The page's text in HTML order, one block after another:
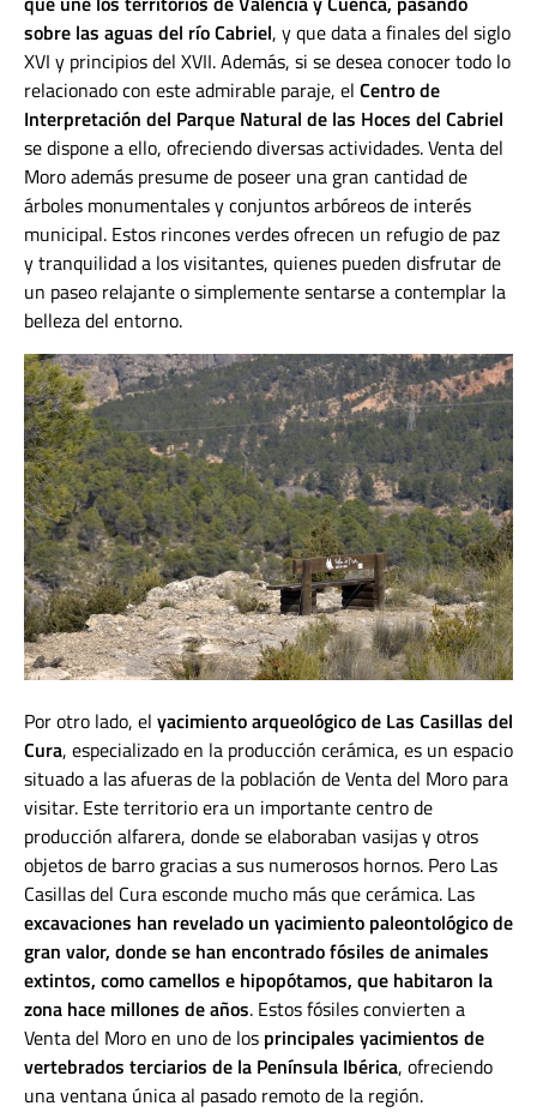
sobre las aguas del río Cabriel, y que data a finales del siglo
XVI y principios del XVII. Además, si se desea conocer todo lo
relacionado con este admirable paraje, el Centro de
Interpretación del Parque Natural de las Hoces del Cabriel
se dispone a ello, ofreciendo diversas actividades.Venta del
Moro además presume de poseer una gran cantidad de
árboles monumentales y conjuntos arbóreos de interés
municipal. Estos rincones verdes ofrecen un refugio de paz
y tranquilidad a los visitantes, quienes pueden disfrutar de
un paseo relajante o simplemente sentarse a contemplar la
belleza del entorno.
Por otro lado, el yacimiento arqueológico de Las Casillas del
Cura, especializado en la producción cerámica, es un espacio
situado a las afueras de la población de Venta del Moro para
visitar. Este territorio era un importante centro de
producción alfarera, donde se elaboraban vasijas y otros
objetos de barro gracias a sus numerosos hornos. Pero Las
Casillas del Cura esconde mucho más que cerámica. Las
excavaciones han revelado un yacimiento paleontológico de
gran valor, donde se han encontrado fósiles de animales
extintos, como camellos e hipopótamos, que habitaron la
zona hace millones de años. Estos fósiles convierten a
Venta del Moro en uno de los principales yacimientos de
vertebrados terciarios de la Península Ibérica, ofreciendo
una ventana única al pasado remoto de la región.